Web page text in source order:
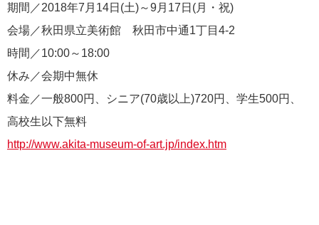
期間／2018年7月14日(土)～9月17日(月・祝)
会場／秋田県立美術館 秋田市中通1丁目4-2
時間／10:00～18:00
休み／会期中無休
料金／一般800円、シニア(70歳以上)720円、学生500円、
高校生以下無料
http://www.akita-museum-of-art.jp/index.htm